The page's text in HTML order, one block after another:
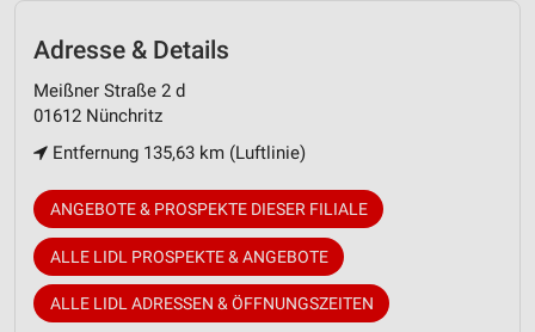
Adresse & Details
Meißner Straße 2 d
01612 Nünchritz
Entfernung 135,63 km (Luftlinie)
ANGEBOTE & PROSPEKTE DIESER FILIALE
ALLE LIDL PROSPEKTE & ANGEBOTE
ALLE LIDL ADRESSEN & ÖFFNUNGSZEITEN